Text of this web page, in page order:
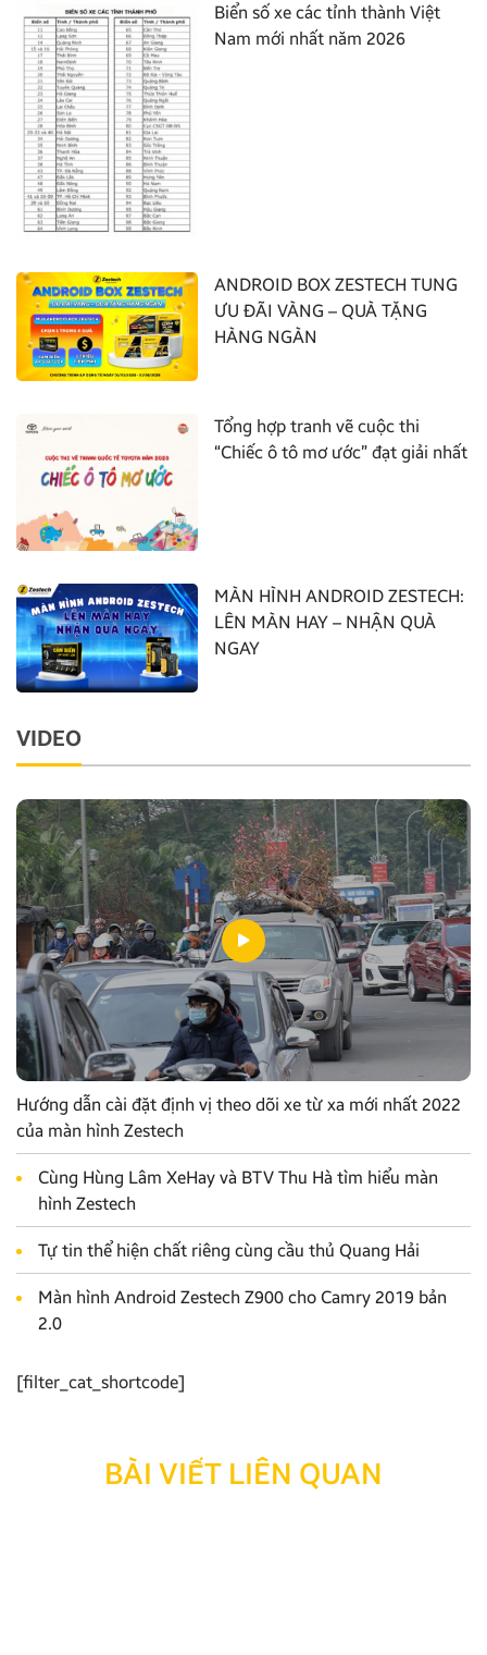
Biển số xe các tỉnh thành Việt
Nam mới nhất năm 2026
ANDROID BOX ZESTECH TUNG
ƯU ĐÃI VÀNG – QUÀ TẶNG
HÀNG NGÀN
Tổng hợp tranh vẽ cuộc thi
“Chiếc ô tô mơ ước” đạt giải nhất
MÀN HÌNH ANDROID ZESTECH:
LÊN MÀN HAY – NHẬN QUÀ
NGAY
VIDEO
Hướng dẫn cài đặt định vị theo dõi xe từ xa mới nhất 2022
của màn hình Zestech
Cùng Hùng Lâm XeHay và BTV Thu Hà tìm hiểu màn
hình Zestech
Tự tin thể hiện chất riêng cùng cầu thủ Quang Hải
Màn hình Android Zestech Z900 cho Camry 2019 bản
2.0
[filter_cat_shortcode]
BÀI VIẾT LIÊN QUAN